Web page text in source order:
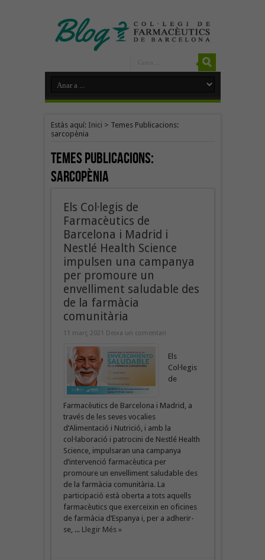
Estàs aquí: Inici > Temes Publicacions:
sarcopènia
Temes Publicacions:
sarcopènia
Els Col·legis de
Farmacèutics de
Barcelona i Madrid i
Nestlé Health Science
impulsen una campanya
per promoure un
envelliment saludable des
de la farmàcia
comunitària
11 març 2021 Deixa un comentari
Els
Col·legis
de
Farmacèutics de Barcelona i Madrid, a
través de les seves vocalies
d’Alimentació i Nutrició, i amb la
col·laboració i patrocini de Nestlé Health
Science, impulsaran una campanya
d’intervenció farmacèutica per
promoure un envelliment saludable des
de la farmàcia comunitària. La
participació està oberta a tots aquells
farmacèutics que exerceixin en oficines
de farmàcia d’Espanya i, per a adherir-
se, ... Llegir Més »